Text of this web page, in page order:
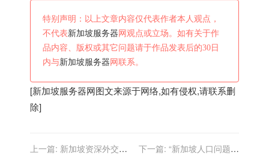
特别声明：以上文章内容仅代表作者本人观点，
不代表新加坡服务器 网观点或立场。如有关于作
品内容、版权或其它问题请于作品发表后的30日
内与新加坡服务器 网联系。
[新加坡服务器网图文来源于网络,如有侵权,请联系删
除]
上一篇: 新加坡资深外交官
下一篇: “新加坡人口问题，